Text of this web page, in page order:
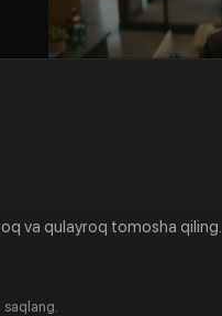
va qulayroq tomosha qiling.
saqlang.